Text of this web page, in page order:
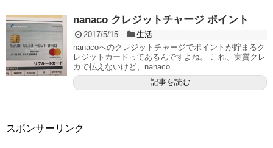
nanaco クレジットチャージ ポイント
2017/5/15
生活
nanacoへのクレジットチャージでポイントが貯まるク
レジットカードってあるんですよね。 これ、実質クレ
カで払えないけど、nanaco...
記事を読む
スポンサーリンク